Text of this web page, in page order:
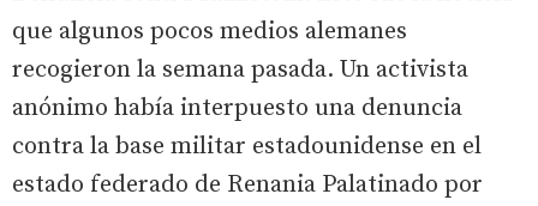
que algunos pocos medios alemanes
recogieron la semana pasada. Un activista
anónimo había interpuesto una denuncia
contra la base militar estadounidense en el
estado federado de Renania Palatinado por